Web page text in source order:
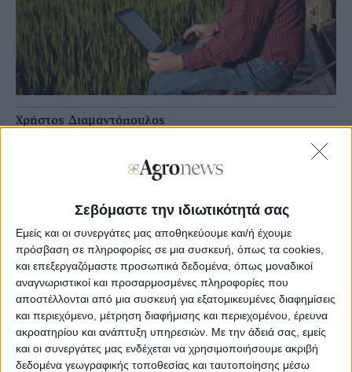
Σεβόμαστε την ιδιωτικότητά σας
Εμείς και οι συνεργάτες μας αποθηκεύουμε και/ή έχουμε
πρόσβαση σε πληροφορίες σε μια συσκευή, όπως τα cookies,
και επεξεργαζόμαστε προσωπικά δεδομένα, όπως μοναδικοί
αναγνωριστικοί και προσαρμοσμένες πληροφορίες που
αποστέλλονται από μια συσκευή για εξατομικευμένες διαφημίσεις
και περιεχόμενο, μέτρηση διαφήμισης και περιεχομένου, έρευνα
ακροατηρίου και ανάπτυξη υπηρεσιών. Με την άδειά σας, εμείς
και οι συνεργάτες μας ενδέχεται να χρησιμοποιήσουμε ακριβή
δεδομένα γεωγραφικής τοποθεσίας και ταυτοποίησης μέσω
Χρήστος Διαμαντόπουλος
Οι κυριότερες πιστώσεις αφορούσαν την πρόωρη
συνταξιοδότηση (2.609.455 ευρώ σε 14.208 δικαιούχους)
και τη βελτίωση για την παραγωγή μελιού (162.190 ευρώ
σε 605 δικαιούχους).
Δείτε εδώαναλυτικά τις πληρωμές
Σχόλια(2) Προσθήκη σχολίου